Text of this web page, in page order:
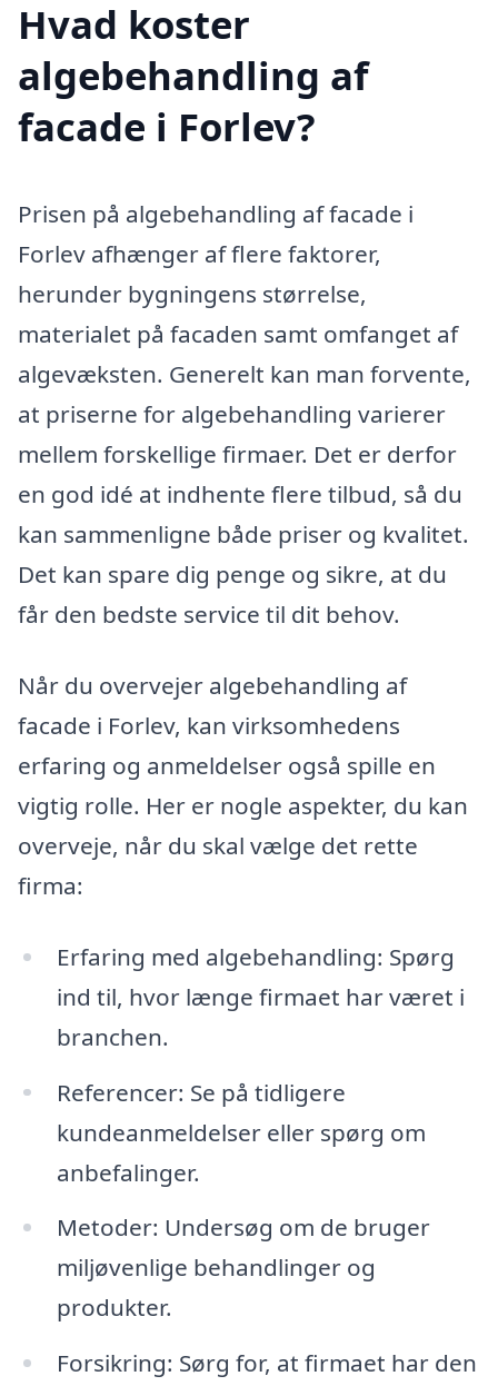
Hvad koster
algebehandling af
facade i Forlev?
Prisen på algebehandling af facade i
Forlev afhænger af flere faktorer,
herunder bygningens størrelse,
materialet på facaden samt omfanget af
algevæksten. Generelt kan man forvente,
at priserne for algebehandling varierer
mellem forskellige firmaer. Det er derfor
en god idé at indhente flere tilbud, så du
kan sammenligne både priser og kvalitet.
Det kan spare dig penge og sikre, at du
får den bedste service til dit behov.
Når du overvejer algebehandling af
facade i Forlev, kan virksomhedens
erfaring og anmeldelser også spille en
vigtig rolle. Her er nogle aspekter, du kan
overveje, når du skal vælge det rette
firma:
Erfaring med algebehandling: Spørg
ind til, hvor længe firmaet har været i
branchen.
Referencer: Se på tidligere
kundeanmeldelser eller spørg om
anbefalinger.
Metoder: Undersøg om de bruger
miljøvenlige behandlinger og
produkter.
Forsikring: Sørg for, at firmaet har den